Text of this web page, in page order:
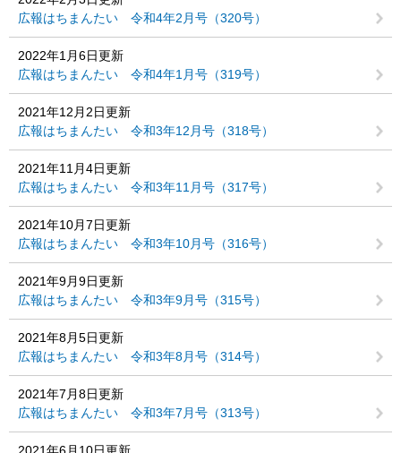
広報はちまんたい 令和4年2月号（320号）
2022年1月6日更新
広報はちまんたい 令和4年1月号（319号）
2021年12月2日更新
広報はちまんたい 令和3年12月号（318号）
2021年11月4日更新
広報はちまんたい 令和3年11月号（317号）
2021年10月7日更新
広報はちまんたい 令和3年10月号（316号）
2021年9月9日更新
広報はちまんたい 令和3年9月号（315号）
2021年8月5日更新
広報はちまんたい 令和3年8月号（314号）
2021年7月8日更新
広報はちまんたい 令和3年7月号（313号）